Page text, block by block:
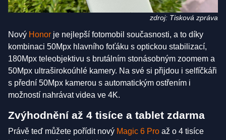
zdroj: Tisková zpráva
Nový Honor je nejlepší fotomobil současnosti, a to díky
kombinaci 50Mpx hlavního foťáku s optickou stabilizací,
180Mpx teleobjektivu s brutálním stonásobným zoomem a
50Mpx ultraširokoúhlé kamery. Na své si přijdou i selfíčkáři
s přední 50Mpx kamerou s automatickým ostřením i
možností nahrávat videa ve 4K.
Zvýhodnění až 4 tisíce a tablet zdarma
Právě teď můžete pořídit nový Magic 6 Pro až o 4 tisíce